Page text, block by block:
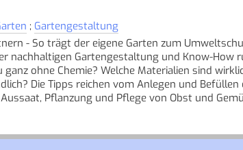
; Gartengestaltung
- So trägt der eigene Garten zum
nachhaltigen Gartengestaltung und Know-
ganz ohne Chemie? Welche Materialien sind
Die Tipps reichen vom Anlegen und
Pflanzung und Pflege von Obst und
Blick: Die Steigerung der Artenvielfaltund und
im Garten und die Bedeutung jeder